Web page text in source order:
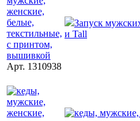
Арт. 1310938
Запуск
и Tall